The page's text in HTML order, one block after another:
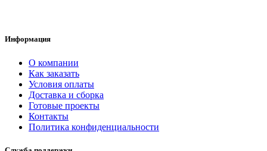
Информация
O компании
Как заказать
Условия оплаты
Доставка и сборка
Готовые проекты
Контакты
Политика конфиденциальности